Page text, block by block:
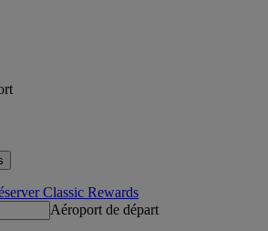
Classic Rewards
Aéroport de départ